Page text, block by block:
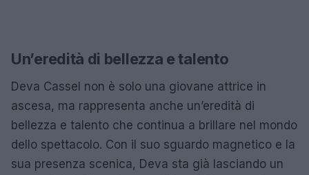
Un’eredità di bellezza e talento
Deva Cassel non è solo una giovane attrice in
ascesa, ma rappresenta anche un’eredità di
bellezza e talento che continua a brillare nel mondo
dello spettacolo. Con il suo sguardo magnetico e la
sua presenza scenica, Deva sta già lasciando un